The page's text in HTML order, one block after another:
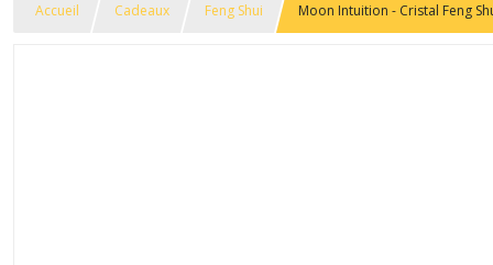
Accueil Cadeaux Feng Shui Moon Intuition - Cristal Feng